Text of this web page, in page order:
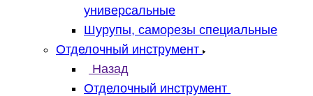
универсальные
Шурупы, саморезы специальные
Отделочный инструмент
Назад
Отделочный инструмент